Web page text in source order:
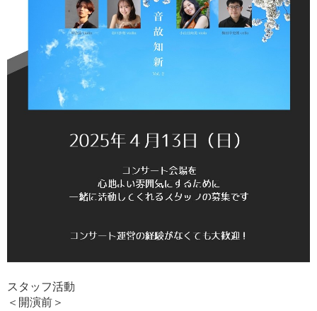
スタッフ活動
＜開演前＞